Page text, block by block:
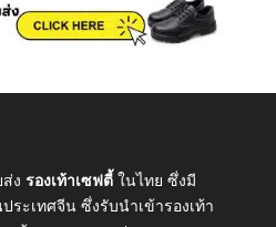
ง รองเท้าเซฟตี้ ในไทย ซึ่งมี
ระเทศจีน ซึ่งรับนำเข้ารองเท้า